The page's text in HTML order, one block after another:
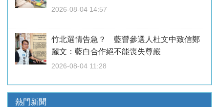
2026-08-04 14:57
竹北選情告急？ 藍營參選人杜文中致信鄭
麗文：藍白合作絕不能喪失尊嚴
2026-08-04 11:28
熱門新聞